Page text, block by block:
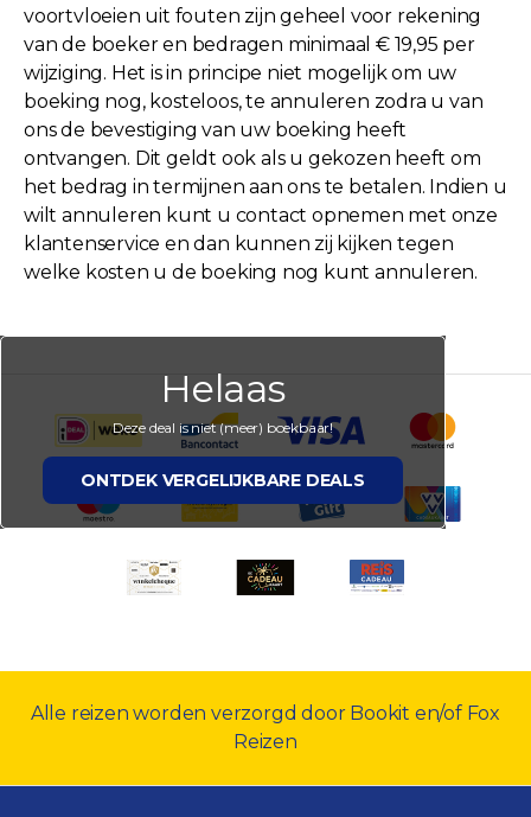
voortvloeien uit fouten zijn geheel voor rekening
van de boeker en bedragen minimaal € 19,95 per
wijziging. Het is in principe niet mogelijk om uw
boeking nog, kosteloos, te annuleren zodra u van
ons de bevestiging van uw boeking heeft
ontvangen. Dit geldt ook als u gekozen heeft om
het bedrag in termijnen aan ons te betalen. Indien u
wilt annuleren kunt u contact opnemen met onze
klantenservice en dan kunnen zij kijken tegen
welke kosten u de boeking nog kunt annuleren.
Helaas
Deze deal is niet (meer) boekbaar!
ONTDEK VERGELIJKBARE DEALS
Alle reizen worden verzorgd door Bookit en/of Fox
Reizen